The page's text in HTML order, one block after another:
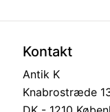
Kontakt
Antik K
Knabrostræde